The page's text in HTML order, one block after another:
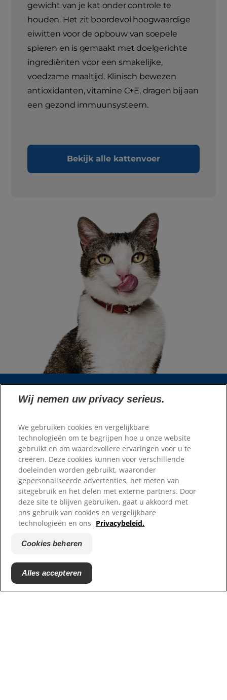
gewicht van je kat onder controle te
houden. Het zit boordevol hoogwaardige
eiwitten voor de opbouw van soepele
spieren en is gemaakt met doelgerichte
ingrediënten voor een smakelijke,
voedzame maaltijd. Klinisch bewezen
antioxidanten, vitamine C+E, dragen bij aan
een gezond immuunsysteem.
Bekijk alle kattenvoer
Bronnen
Neem contact met ons op
Sitemap
Waar te koop
Onze sites
Hill's Vet
Reddingscentrum partners
Wij nemen uw privacy serieus.
We gebruiken cookies en vergelijkbare
technologieën om te begrijpen hoe u onze website
gebruikt en om waardevollere ervaringen voor u te
creëren. Deze cookies kunnen voor verschillende
doeleinden worden gebruikt, waaronder
gepersonaliseerde advertenties, het meten van
sitegebruik en het delen met externe partners. Door
deze site te blijven gebruiken, gaat u akkoord met
ons gebruik van cookies en vergelijkbare
technologieën en ons Privacybeleid.
Cookies beheren
Alles accepteren